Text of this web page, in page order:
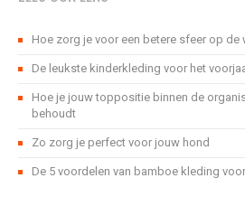
Hoe zorg je voor een betere sfeer op de
De leukste kinderkleding voor het
Hoe je jouw toppositie binnen de
behoudt
Zo zorg je perfect voor jouw hond
De 5 voordelen van bamboe kleding